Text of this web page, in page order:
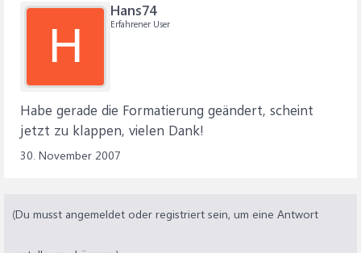
H
Hans74
Erfahrener User
Habe gerade die Formatierung geändert, scheint
jetzt zu klappen, vielen Dank!
30. November 2007
(Du musst angemeldet oder registriert sein, um eine Antwort